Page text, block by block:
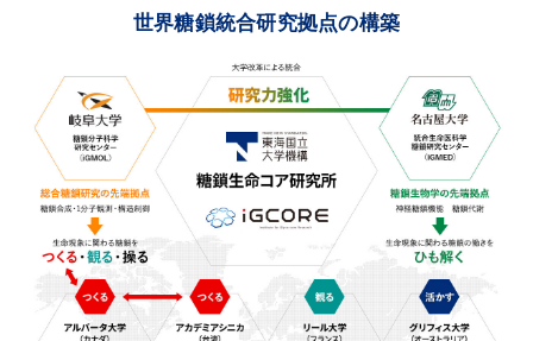
世界糖鎖統合研究拠点の構築